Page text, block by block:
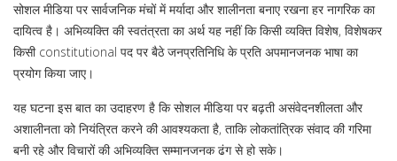
सोशल मीडिया पर सार्वजनिक मंचों में मर्यादा और शालीनता बनाए रखना हर नागरिक का
दायित्व है। अभिव्यक्ति की स्वतंत्रता का अर्थ यह नहीं कि किसी व्यक्ति विशेष, विशेषकर
किसी constitutional पद पर बैठे जनप्रतिनिधि के प्रति अपमानजनक भाषा का
प्रयोग किया जाए।
यह घटना इस बात का उदाहरण है कि सोशल मीडिया पर बढ़ती असंवेदनशीलता और
अशालीनता को नियंत्रित करने की आवश्यकता है, ताकि लोकतांत्रिक संवाद की गरिमा
बनी रहे और विचारों की अभिव्यक्ति सम्मानजनक ढंग से हो सके।